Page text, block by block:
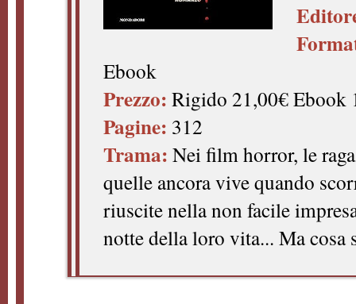
Ebook
Prezzo: Rigido 21,00€ Ebook
Pagine: 312
Trama: Nei film horror, le
quelle ancora vive quando
riuscite nella non facile
notte della loro vita... Ma cosa